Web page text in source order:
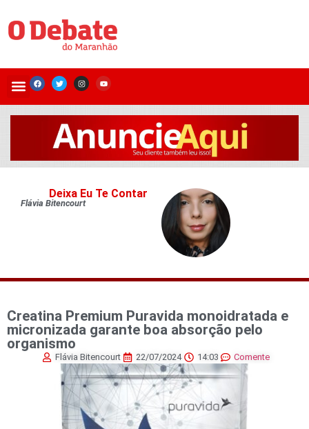
Deixa Eu Te Contar
Flávia Bitencourt
Creatina Premium Puravida monoidratada e
micronizada garante boa absorção pelo
organismo
Flávia Bitencourt 22/07/2024 14:03 Comente